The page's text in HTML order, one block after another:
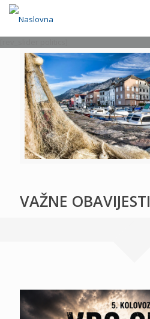
VAŽNE OBAVIJESTI